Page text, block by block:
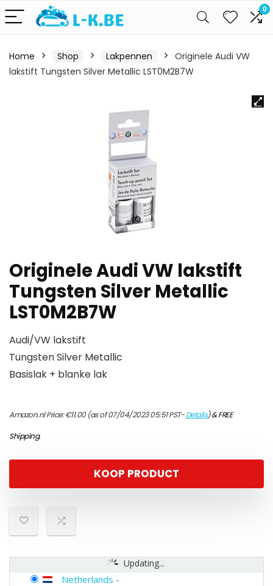
0
Home Shop Lakpennen
Originele Audi VW
lakstift Tungsten Silver Metallic LST0M2B7W
Originele Audi VW lakstift
Tungsten Silver Metallic
LST0M2B7W
Audi/VW lakstift
Tungsten Silver Metallic
Basislak + blanke lak
Amazon.nl Price:€11.00(as of 07/04/2023 05:51 PST-Details)&FREE
Shipping.
KOOP PRODUCT
Updating...
Netherlands -